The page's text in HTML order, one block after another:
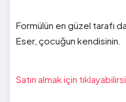
Formülün en güzel tarafı
Eser, çocuğun kendisinin.
Satın almak için